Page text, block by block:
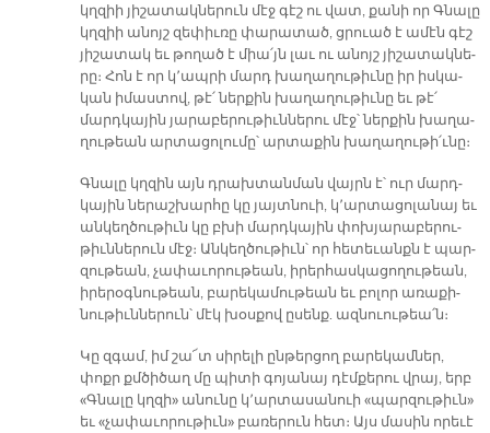
կղզիի յի­շա­տակ­նե­րուն մէջ գէշ ու վատ, քա­նի որ Գնա­լը
կղզիի ա­նոյշ զե­փիւ­ռը փա­րա­տած, ցրուած է ա­մէն գէշ
յի­շա­տակ եւ թո­ղած է միա՛յն լաւ ու ա­նոյշ յի­շա­տակ­նե­
րը։ Հոն է որ կ՚ապ­րի մարդ խա­ղա­ղու­թիւ­նը իր իս­կա­
կան ի­մաս­տով, թէ՛ ներ­քին խա­ղա­ղու­թիւ­նը եւ թէ՛
մարդ­կա­յին յա­րա­բե­րու­թիւն­նե­րու մէջ՝ ներ­քին խա­ղա­
ղու­թեան ար­տա­ցո­լու­մը՝ ար­տա­քին խա­ղա­ղու­թի՛ւ­նը։
Գնա­լը կղզին այն դրախ­տան­ման վայրն է՝ ուր մարդ­
կա­յին նե­րաշ­խար­հը կը յայտ­նուի, կ՚ար­տա­ցո­լա­նայ եւ
ան­կեղ­ծու­թիւն կը բխի մարդ­կա­յին փոխ­յա­րա­բե­րու­
թիւն­նե­րուն մէջ։ Ան­կեղ­ծու­թիւն՝ որ հե­տե­ւանքն է պար­
զու­թեան, չա­փա­ւո­րու­թեան, ի­րեր­հաս­կա­ցո­ղու­թեան,
ի­րե­րօգ­նու­թեան, բա­րե­կա­մու­թեան եւ բո­լոր ա­ռա­քի­
նու­թիւն­նե­րուն՝ մէկ խօս­քով ը­սենք. ազ­նուու­թեա՛ն։
Կը զգամ, իմ շա՜տ սի­րե­լի ըն­թեր­ցող բա­րե­կամ­ներ,
փոքր քմծի­ծաղ մը պի­տի գո­յա­նայ դէմ­քե­րու վրայ, երբ
«Գնա­լը կղզի» ա­նու­նը կ՚ար­տա­սա­նուի «պար­զու­թիւն»
եւ «չա­փա­ւո­րու­թիւն» բա­ռե­րուն հետ։ Այս մա­սին ո­րե­ւէ